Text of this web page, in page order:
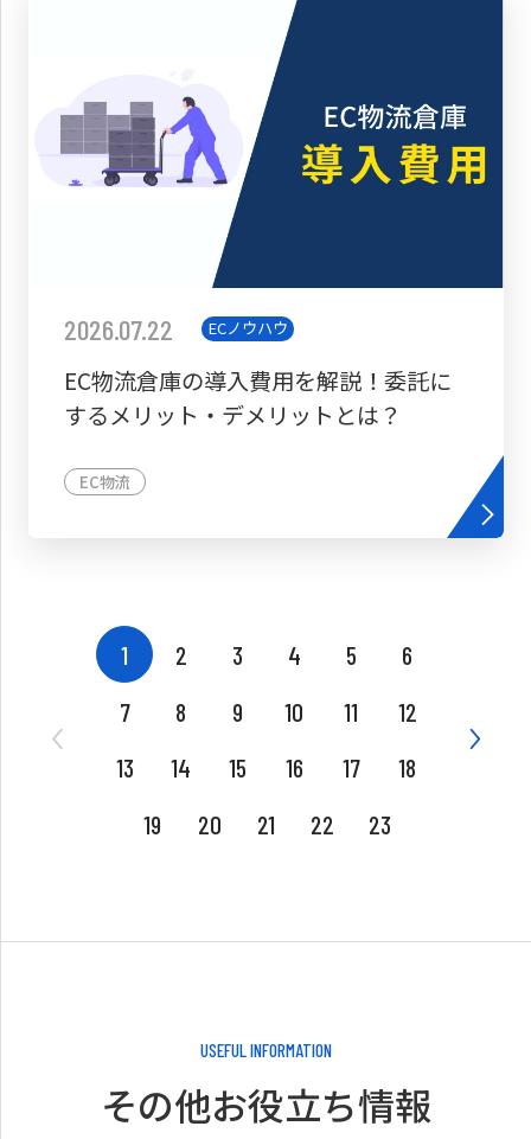
2026.07.22 ECノウハウ
EC物流倉庫の導入費用を解説！委託に
するメリット・デメリットとは？
EC物流
1 2 3 4 5
6
7
8 9 10 11
12
13
14 15 16 17
18
19
20 21 22 23
USEFUL INFORMATION
その他お役立ち情報